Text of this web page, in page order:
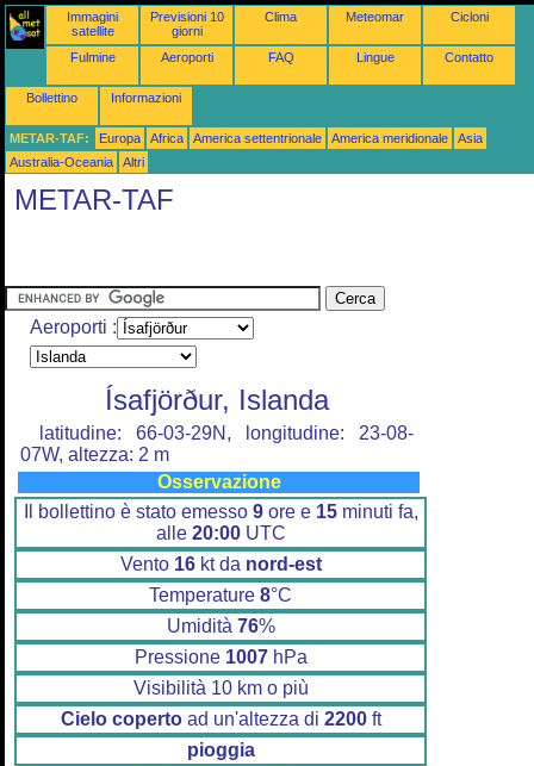
Immagini
satellite
Previsioni 10
giorni
Clima Meteomar Cicloni
Fulmine Aeroporti FAQ Lingue Contatto
Bollettino Informazioni
METAR-TAF: Europa Africa America settentrionale America meridionale
Asia
Australia-Oceania
Altri
METAR-TAF
Aeroporti :
Ísafjörður, Islanda
latitudine: 66-03-29N, longitudine: 23-08-
07W, altezza: 2 m
Osservazione
Il bollettino è stato emesso 9ore e 15minuti fa,
alle 20:00UTC
Vento 16kt da nord-est
Temperature 8°C
Umidità 76%
Pressione 1007hPa
Visibilità 10 km o più
Cielo copertoad un'altezza di 2200ft
pioggia